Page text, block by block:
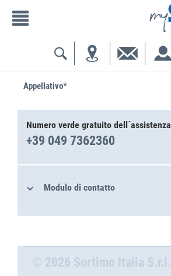
Appellativo*
Numero verde gratuito dell´assistenza
+39 049 7362360
Modulo di contatto
© 2026 Sortimo Italia S.r.l.